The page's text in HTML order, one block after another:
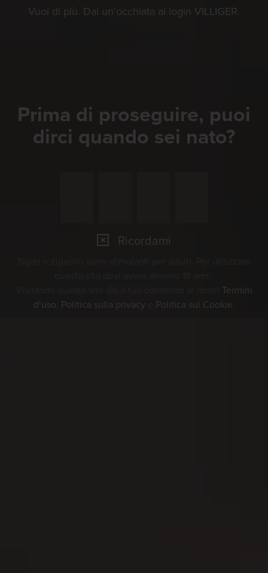
Vuoi di più. Dai un'occhiata al login VILLIGER.
Prima di proseguire, puoi
dirci quando sei nato?
Ricordami
Termini
d’uso Politica sulla privacy Politica sui Cookie